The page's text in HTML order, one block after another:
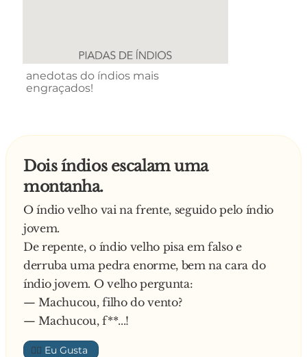
anedotas do índios mais
engraçados!
Dois índios escalam uma
montanha.
O índio velho vai na frente, seguido pelo índio
jovem.
De repente, o índio velho pisa em falso e
derruba uma pedra enorme, bem na cara do
índio jovem. O velho pergunta:
— Machucou, filho do vento?
— Machucou, f**...!
👍🏼